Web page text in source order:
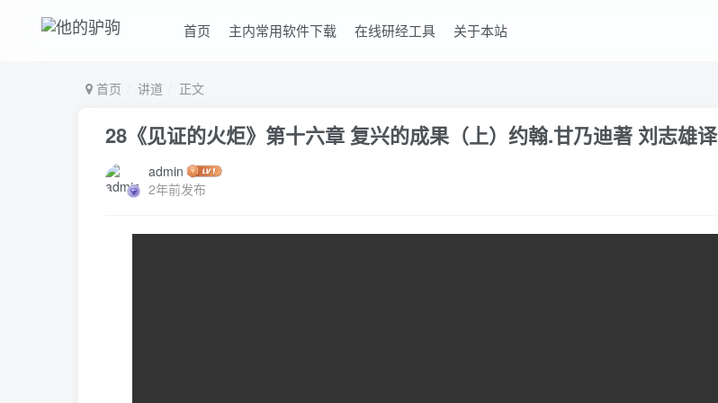
首页 主内常用软件下载 在线研经工具 关于本站
首页 讲道 正文
28《见证的火炬》第十六章 复兴的成果（上）约翰.甘乃迪著 刘志雄译
admin
2年前发布